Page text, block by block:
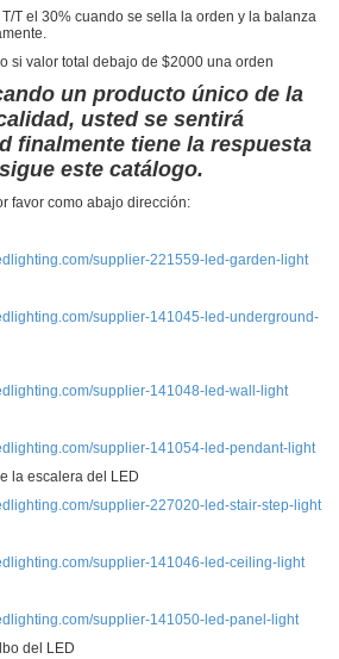
T el 30% cuando se sella la orden y la balanza
si valor total debajo de $2000 una orden
un producto único de la
usted se sentirá
finalmente tiene la respuesta
este catálogo.
favor como abajo dirección:
supplier-221559-led-garden-light
supplier-141045-led-underground-
supplier-141048-led-wall-light
supplier-141054-led-pendant-light
la escalera del LED
supplier-227020-led-stair-step-light
supplier-141046-led-ceiling-light
supplier-141050-led-panel-light
del LED